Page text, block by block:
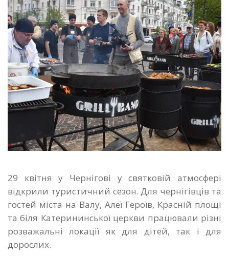
29 квітня у Чернігові у святковій атмосфері
відкрили туристичний сезон. Для чернігівців та
гостей міста на Валу, Алеї Героїв, Красній площі
та біля Катерининської церкви працювали різні
розважальні локації як для дітей, так і для
дорослих.